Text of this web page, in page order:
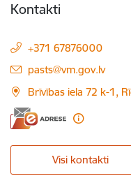
Kontakti
+371 67876000
E-pasts:
pasts@vm.gov.lv
Brīvības iela 72 k-1,
Visi kontakti